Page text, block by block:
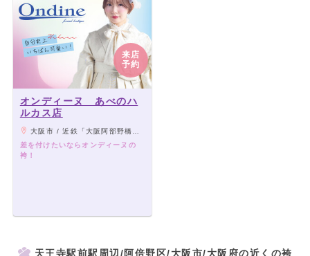
来店
予約
オンディーヌ あべのハ
ルカス店
大阪市 / 近鉄「大阪阿部野橋駅」、JR・地下鉄各線「天王寺駅」、阪堺上町線「天王寺駅前駅」 よりすぐ
差を付けたいならオンディーヌの
袴！
天王寺駅前駅周辺/阿倍野区/大阪市/大阪府の近くの袴